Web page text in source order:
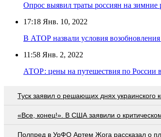
Опрос выявил траты россиян на зимние
17:18 Янв. 10, 2022
В АТОР назвали условия
11:58 Янв. 2, 2022
АТОР: цены на путешествия по России
Туск заявил о решающих днях украинского
«Все, конец!». В США заявили о
Полпред в УрФО Артем Жога рассказал о